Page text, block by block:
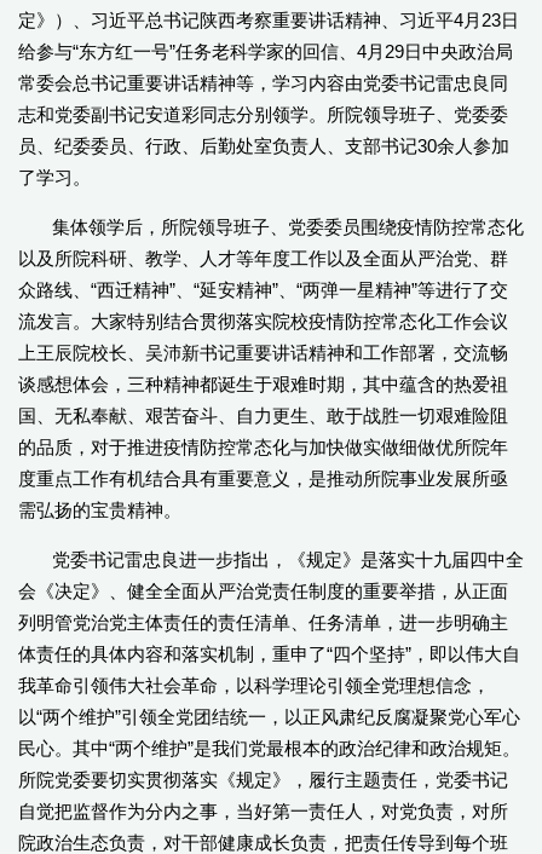
定》）、习近平总书记陕西考察重要讲话精神、习近平4月23日
给参与“东方红一号”任务老科学家的回信、4月29日中央政治局
常委会总书记重要讲话精神等，学习内容由党委书记雷忠良同
志和党委副书记安道彩同志分别领学。所院领导班子、党委委
员、纪委委员、行政、后勤处室负责人、支部书记30余人参加
了学习。
集体领学后，所院领导班子、党委委员围绕疫情防控常态化
以及所院科研、教学、人才等年度工作以及全面从严治党、群
众路线、“西迁精神”、“延安精神”、“两弹一星精神”等进行了交
流发言。大家特别结合贯彻落实院校疫情防控常态化工作会议
上王辰院校长、吴沛新书记重要讲话精神和工作部署，交流畅
谈感想体会，三种精神都诞生于艰难时期，其中蕴含的热爱祖
国、无私奉献、艰苦奋斗、自力更生、敢于战胜一切艰难险阻
的品质，对于推进疫情防控常态化与加快做实做细做优所院年
度重点工作有机结合具有重要意义，是推动所院事业发展所亟
需弘扬的宝贵精神。
党委书记雷忠良进一步指出，《规定》是落实十九届四中全
会《决定》、健全全面从严治党责任制度的重要举措，从正面
列明管党治党主体责任的责任清单、任务清单，进一步明确主
体责任的具体内容和落实机制，重申了“四个坚持”，即以伟大自
我革命引领伟大社会革命，以科学理论引领全党理想信念，
以“两个维护”引领全党团结统一，以正风肃纪反腐凝聚党心军心
民心。其中“两个维护”是我们党最根本的政治纪律和政治规矩。
所院党委要切实贯彻落实《规定》，履行主题责任，党委书记
自觉把监督作为分内之事，当好第一责任人，对党负责，对所
院政治生态负责，对干部健康成长负责，把责任传导到每个班